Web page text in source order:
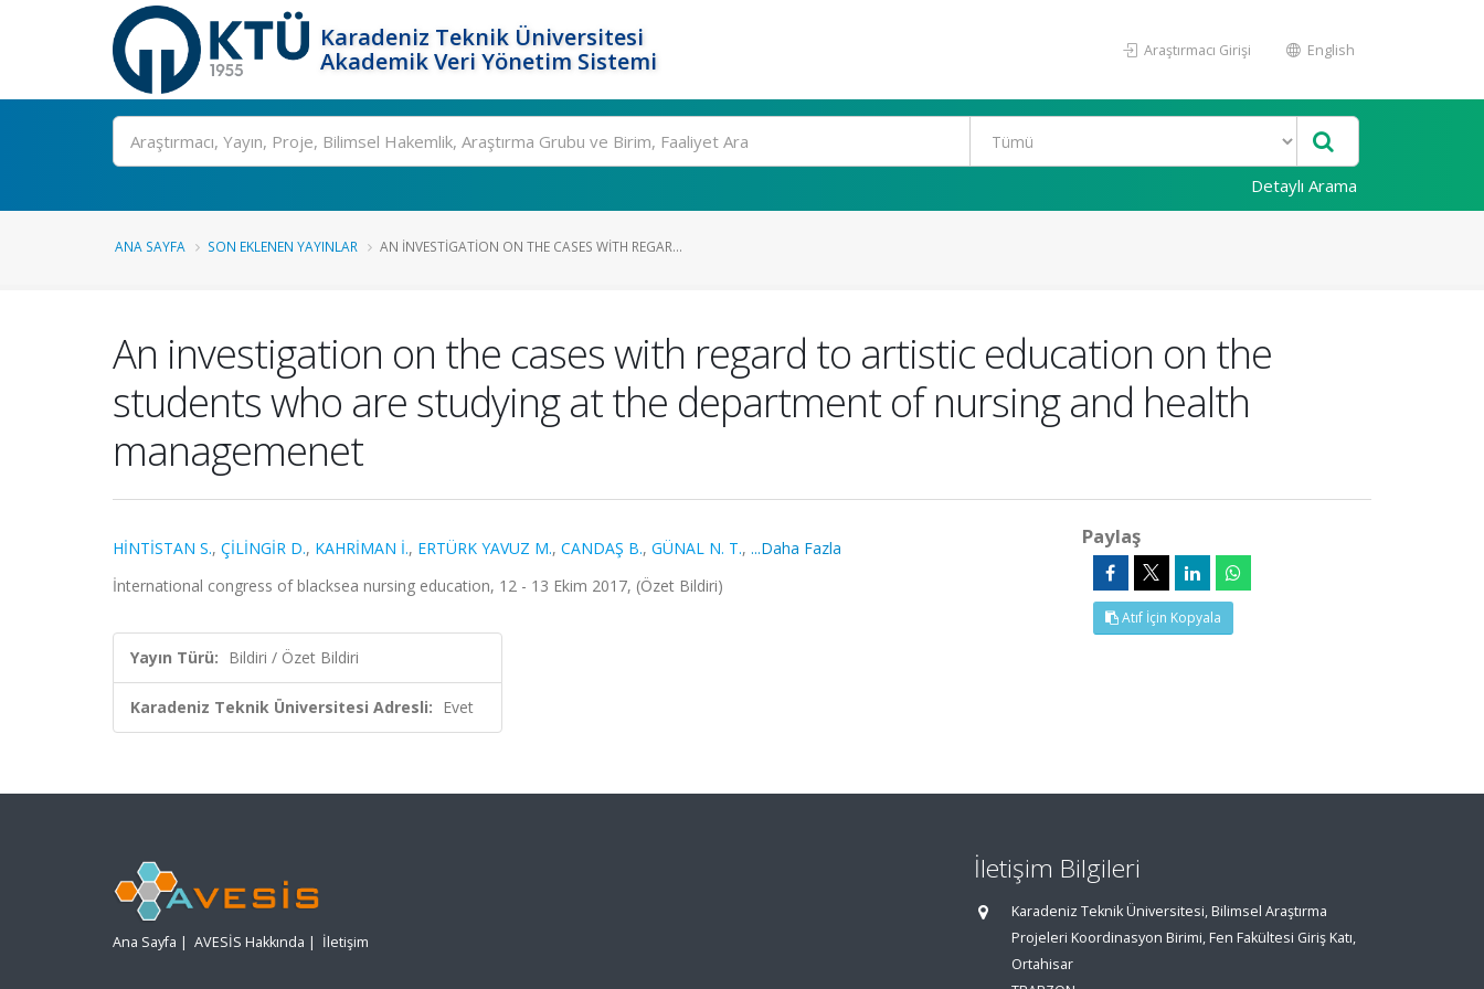
Karadeniz Teknik Üniversitesi
Akademik Veri Yönetim Sistemi
Araştırmacı Girişi English
Ara
Detaylı Arama
ANA SAYFA SON EKLENEN YAYINLAR AN INVESTIGATION ON THE CASES WITH REGAR...
An investigation on the cases with regard to artistic education on the
students who are studying at the department of nursing and health
managemenet
HİNTİSTAN S., ÇİLİNGİR D., KAHRİMAN İ., ERTÜRK YAVUZ M., CANDAŞ B., GÜNAL N. T., ...Daha Fazla
İnternational congress of blacksea nursing education, 12 - 13 Ekim 2017, (Özet Bildiri)
Yayın Türü: Bildiri / Özet Bildiri
Karadeniz Teknik Üniversitesi Adresli: Evet
Paylaş
Atıf İçin Kopyala
Ana Sayfa | AVESİS Hakkında | İletişim
İletişim Bilgileri
Karadeniz Teknik Üniversitesi, Bilimsel Araştırma
Projeleri Koordinasyon Birimi, Fen Fakültesi Giriş Katı,
Ortahisar